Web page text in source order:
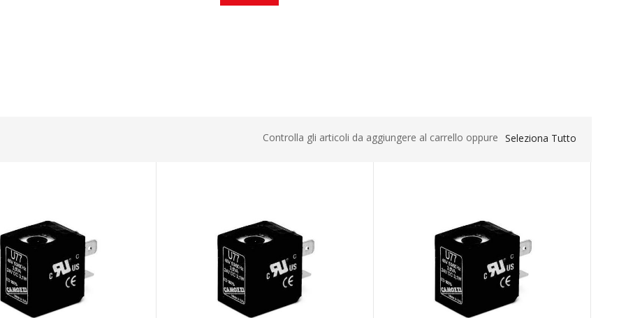
Controlla gli articoli da aggiungere al carrello oppure Seleziona Tutto